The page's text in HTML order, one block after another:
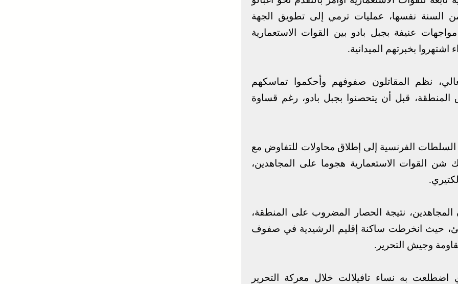
نفسها، عمليات ترمي إلى تطويق الجهة
عنيفة بجبل بادو بين القوات الاستعمارية
اشتهروا بخبرتهم الميدانية.
نظم المقاتلون صفوفهم وأحكموا تماسكهم
المنطقة، قبل أن يتحصنوا بجبل بادو، رغم قساوة
الفرنسية إلى إطلاق محاولات للتفاوض مع
شن القوات الاستعمارية هجوما على المجاهدين،
نتيجة الحصار المضروب على المنطقة،
حيث انخرطت ساكنة إقليم الرشيدية في صفوف
وجيش التحرير.
اضطلعت به نساء تافيلالت خلال معركة التحرير